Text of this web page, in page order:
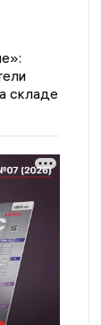
складе